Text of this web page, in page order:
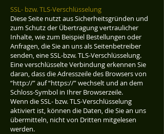
SSL- bzw. TLS-Verschlüsselung
Diese Seite nutzt aus Sicherheitsgründen und
zum Schutz der Übertragung vertraulicher
Inhalte, wie zum Beispiel Bestellungen oder
Anfragen, die Sie an uns als Seitenbetreiber
senden, eine SSL-bzw. TLS-Verschlüsselung.
Eine verschlüsselte Verbindung erkennen Sie
daran, dass die Adresszeile des Browsers von
“http://” auf “https://” wechselt und an dem
Schloss-Symbol in Ihrer Browserzeile.
Wenn die SSL- bzw. TLS-Verschlüsselung
aktiviert ist, können die Daten, die Sie an uns
übermitteln, nicht von Dritten mitgelesen
werden.